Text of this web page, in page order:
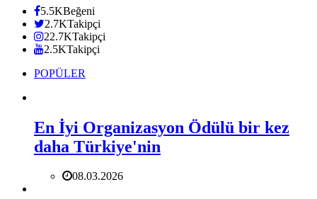
5.5KBeğeni
2.7KTakipçi
22.7KTakipçi
2.5KTakipçi
POPÜLER
En İyi Organizasyon Ödülü bir kez
daha Türkiye'nin
08.03.2026